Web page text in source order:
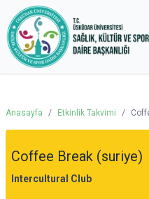
Anasayfa / Etkinlik Takvimi /
Coffee Break (suriye)
Intercultural Club